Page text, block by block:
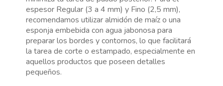
espesor Regular (3 a 4 mm) y Fino (2,5 mm),
recomendamos utilizar almidón de maíz o una
esponja embebida con agua jabonosa para
preparar los bordes y contornos, lo que facilitará
la tarea de corte o estampado, especialmente en
aquellos productos que poseen detalles
pequeños.